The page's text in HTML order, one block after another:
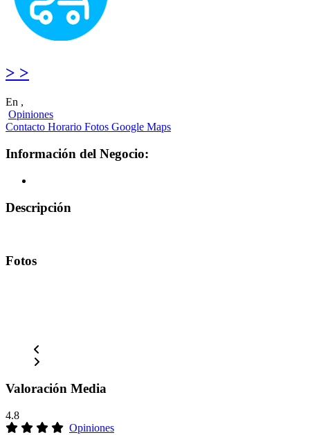
> >
En ,
Opiniones
Contacto Horario Fotos Google Maps
Información del Negocio:
Descripción
Fotos
Valoración Media
4.8
Opiniones